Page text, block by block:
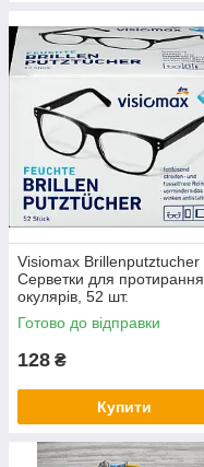
Visiomax Brillenputztucher
Серветки для протирання
окулярів, 52 шт.
Готово до відправки
128 ₴
Купити